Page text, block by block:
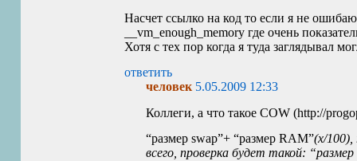
Насчет ссылко на код то если я не
__vm_enough_memory где очень
Хотя с тех пор когда я туда заглядывал
ответить
человек 5.05.2009 12:33
Коллеги, а что такоеCOW (http://
“размер swap”+ “размерRAM”(x/100),
всего, проверка будет такой: